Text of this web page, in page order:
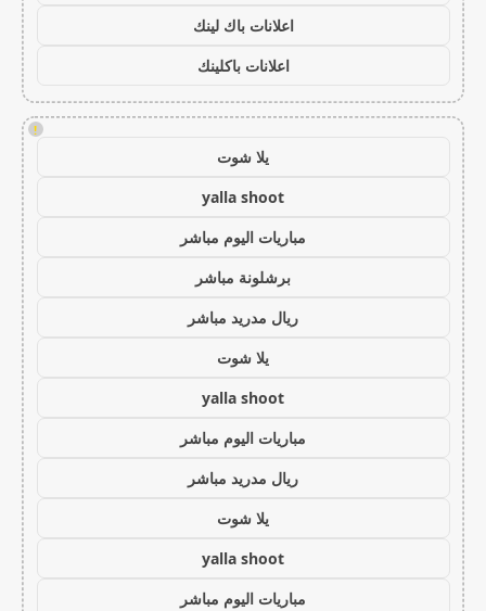
اعلانات باك لينك
اعلانات باكلينك
!
يلا شوت
yalla shoot
مباريات اليوم مباشر
برشلونة مباشر
ريال مدريد مباشر
يلا شوت
yalla shoot
مباريات اليوم مباشر
ريال مدريد مباشر
يلا شوت
yalla shoot
مباريات اليوم مباشر